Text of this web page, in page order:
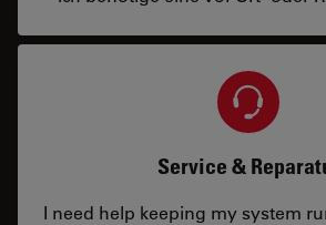
Service &
I need help keeping my system